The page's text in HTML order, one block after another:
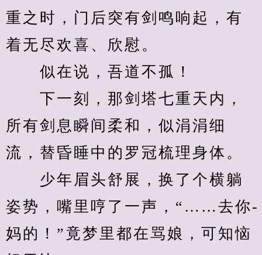
重之时，门后突有剑鸣响起，有
着无尽欢喜、欣慰。
似在说，吾道不孤！
下一刻，那剑塔七重天内，
所有剑息瞬间柔和，似涓涓细
流，替昏睡中的罗冠梳理身体。
少年眉头舒展，换了个横躺
姿势，嘴里哼了一声，“……去你-
妈的！”竟梦里都在骂娘，可知恼